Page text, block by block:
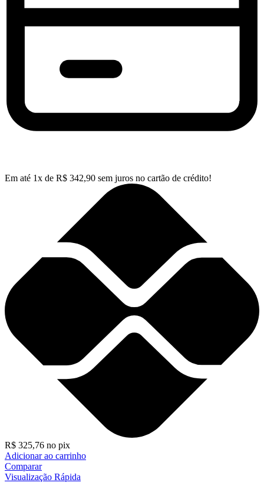
Em até 1x de R$ 342,90 sem juros no cartão de crédito!
R$ 325,76 no pix
Adicionar ao carrinho
Comparar
Visualização Rápida